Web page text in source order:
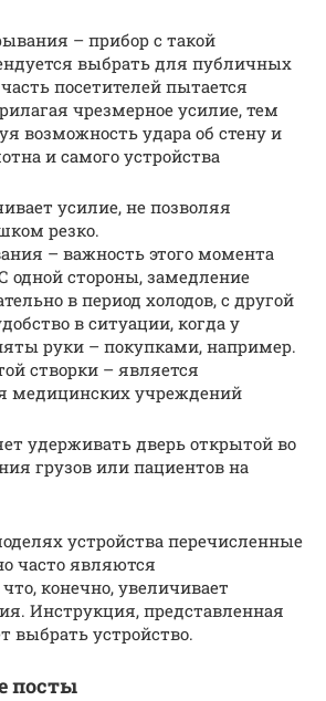
– прибор с такой
выбрать для публичных
посетителей пытается
чрезмерное усилие, тем
возможность удара об стену и
и самого устройства
усилие, не позволяя
резко.
– важность этого момента
одной стороны, замедление
в период холодов, с другой
в ситуации, когда у
руки – покупками, например.
створки – является
медицинских учреждений
удерживать дверь открытой во
грузов или пациентов на
устройства перечисленные
часто являются
конечно, увеличивает
Инструкция, представленная
выбрать устройство.
посты